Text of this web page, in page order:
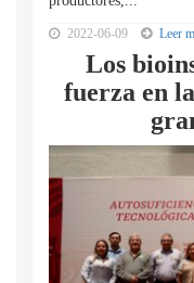
2022-06-09 Leer
Los
fuerza en